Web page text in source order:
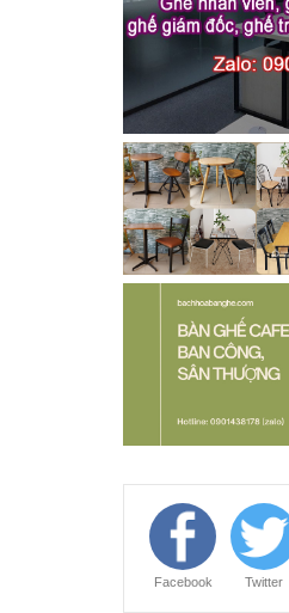
Facebook Twitter